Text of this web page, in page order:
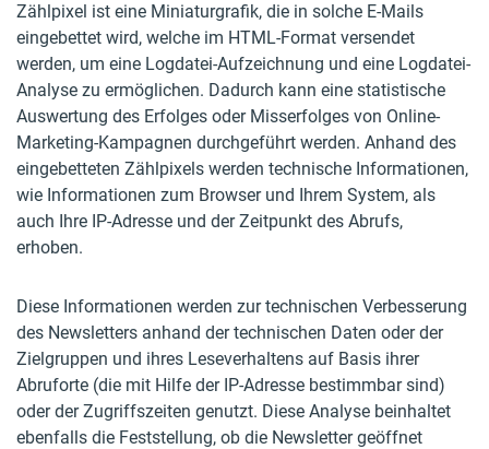
Zählpixel ist eine Miniaturgrafik, die in solche E-Mails
eingebettet wird, welche im HTML-Format versendet
werden, um eine Logdatei-Aufzeichnung und eine Logdatei-
Analyse zu ermöglichen. Dadurch kann eine statistische
Auswertung des Erfolges oder Misserfolges von Online-
Marketing-Kampagnen durchgeführt werden. Anhand des
eingebetteten Zählpixels werden technische Informationen,
wie Informationen zum Browser und Ihrem System, als
auch Ihre IP-Adresse und der Zeitpunkt des Abrufs,
erhoben.
Diese Informationen werden zur technischen Verbesserung
des Newsletters anhand der technischen Daten oder der
Zielgruppen und ihres Leseverhaltens auf Basis ihrer
Abruforte (die mit Hilfe der IP-Adresse bestimmbar sind)
oder der Zugriffszeiten genutzt. Diese Analyse beinhaltet
ebenfalls die Feststellung, ob die Newsletter geöffnet